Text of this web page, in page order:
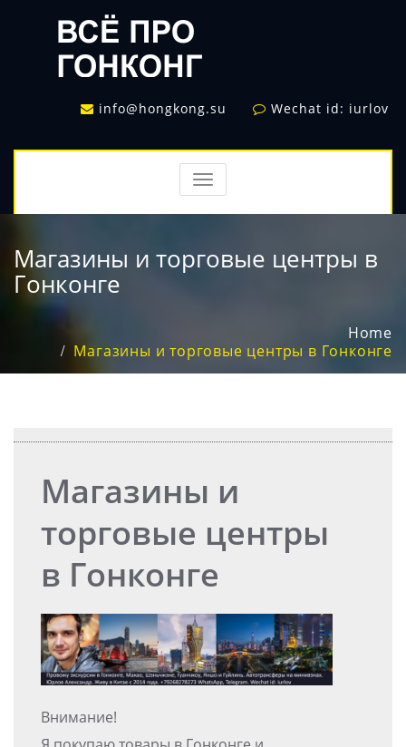
info@hongkong.su Wechat id: iurlov
TOGGLE
NAVIGATION
Магазины и торговые центры в
Гонконге
Home
Магазины и торговые центры в Гонконге
Магазины и
торговые центры
в Гонконге
Внимание!